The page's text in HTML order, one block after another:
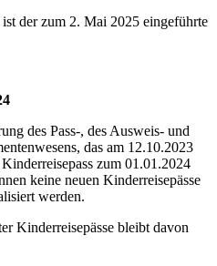
der zum 2. Mai 2025 eingeführte
des Pass-, des Ausweis- und
das am 12.10.2023
zum 01.01.2024
keine neuen Kinderreisepässe
werden.
Kinderreisepässe bleibt davon